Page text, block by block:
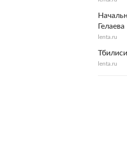
Гелаева
lenta.ru
lenta.ru